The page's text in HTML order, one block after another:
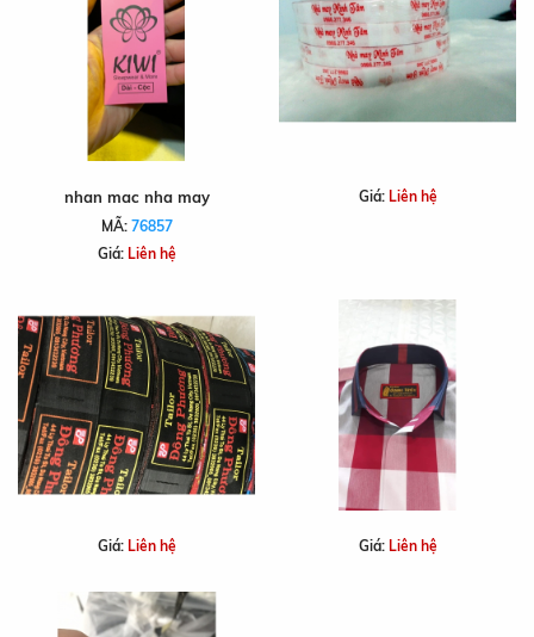
nhan mac nha may
MÃ: 76857
Giá: Liên hệ
Giá: Liên hệ
Giá: Liên hệ Giá: Liên hệ